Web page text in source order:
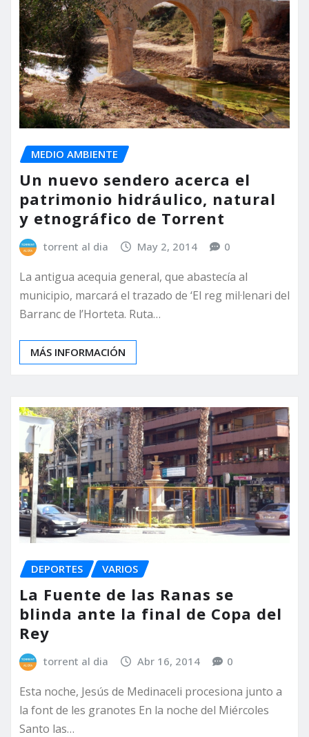
MEDIO AMBIENTE
Un nuevo sendero acerca el
patrimonio hidráulico, natural
y etnográfico de Torrent
torrent al dia May 2, 2014 0
La antigua acequia general, que abastecía al
municipio, marcará el trazado de ‘El reg mil·lenari del
Barranc de l’Horteta. Ruta…
MÁS INFORMACIÓN
DEPORTES VARIOS
La Fuente de las Ranas se
blinda ante la final de Copa del
Rey
torrent al dia Abr 16, 2014 0
Esta noche, Jesús de Medinaceli procesiona junto a
la font de les granotes En la noche del Miércoles
Santo las…